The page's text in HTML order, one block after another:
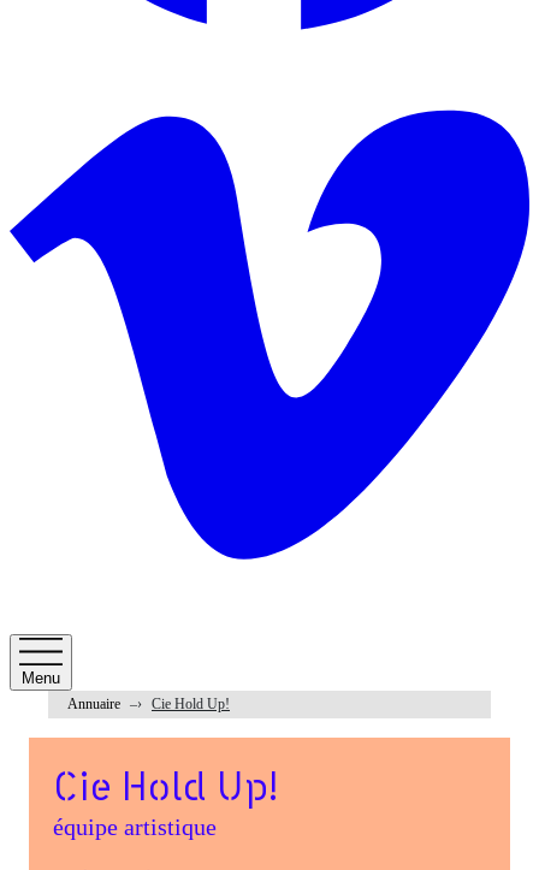
Menu
Annuaire Cie Hold Up!
Cie Hold Up!
équipe artistique